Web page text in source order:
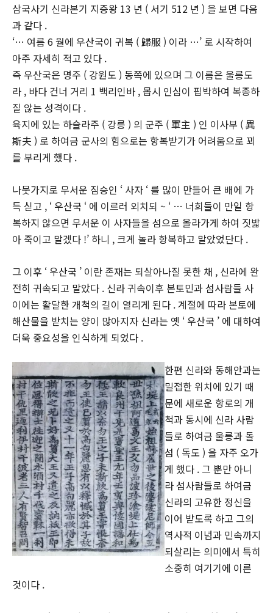
삼국사기 신라본기 지증왕 13 년 ( 서기 512 년 ) 을 보면 다음
과 같다 .
‘… 여름 6 월에 우산국이 귀복 ( 歸服 ) 이라 …’ 로 시작하여
아주 자세히 적고 있다 .
즉 우산국은 명주 ( 강원도 ) 동쪽에 있으며 그 이름은 울릉도
라 , 바다 건너 거리 1 백리인바 , 몹시 인심이 핍박하여 복종하
질 않는 성격이다 .
육지에 있는 하슬라주 ( 강릉 ) 의 군주 ( 軍主 ) 인 이사부 ( 異
斯夫 ) 로 하여금 군사의 힘으로는 항복받기가 어려움으로 꾀
를 부리게 했다 .
나뭇가지로 무서운 짐승인 ‘ 사자 ‘ 를 많이 만들어 큰 배에 가
득 싣고 , ‘ 우산국 ‘ 에 이르러 외치되 ~ ‘ … 너희들이 만일 항
복하지 않으면 무서운 이 사자들을 섬으로 올라가게 하여 짓밟
아 죽이고 말겠다 !’ 하니 , 크게 놀라 항복하고 말았었단다 .
그 이후 ‘ 우산국 ’ 이란 존재는 되살아나질 못한 채 , 신라에 완
전히 귀속되고 말았다 . 신라 귀속이후 본토민과 섬사람들 사
이에는 활달한 개척의 길이 열리게 된다 . 계절에 따라 본토에
해산물을 받치는 양이 많아지자 신라는 옛 ‘ 우산국 ’ 에 대하여
더욱 중요성을 인식하게 되었다 .
한편 신라와 동해안과는
밀접한 위치에 있기 때
문에 새로운 항로의 개
척과 동시에 신라 사람
들로 하여금 울릉과 돌
섬 ( 독도 ) 을 자주 오가
게 했다 . 그 뿐만 아니
라 섬사람들로 하여금
신라의 고유한 정신을
이어 받도록 하고 그의
역사적 이념과 민속까지
되살리는 의미에서 특히
소중히 여기기에 이른
것이다 .